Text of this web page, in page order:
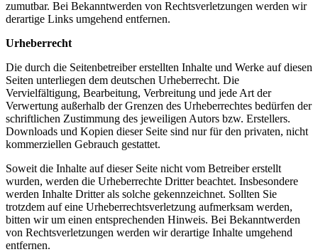
zumutbar. Bei Bekanntwerden von Rechtsverletzungen werden wir
derartige Links umgehend entfernen.
Urheberrecht
Die durch die Seitenbetreiber erstellten Inhalte und Werke auf diesen
Seiten unterliegen dem deutschen Urheberrecht. Die
Vervielfältigung, Bearbeitung, Verbreitung und jede Art der
Verwertung außerhalb der Grenzen des Urheberrechtes bedürfen der
schriftlichen Zustimmung des jeweiligen Autors bzw. Erstellers.
Downloads und Kopien dieser Seite sind nur für den privaten, nicht
kommerziellen Gebrauch gestattet.
Soweit die Inhalte auf dieser Seite nicht vom Betreiber erstellt
wurden, werden die Urheberrechte Dritter beachtet. Insbesondere
werden Inhalte Dritter als solche gekennzeichnet. Sollten Sie
trotzdem auf eine Urheberrechtsverletzung aufmerksam werden,
bitten wir um einen entsprechenden Hinweis. Bei Bekanntwerden
von Rechtsverletzungen werden wir derartige Inhalte umgehend
entfernen.